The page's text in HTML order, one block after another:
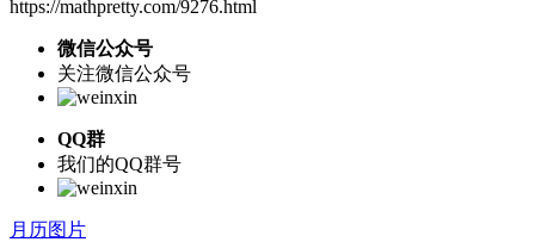
https://mathpretty.com/9276.html
微信公众号
关注微信公众号
QQ群
我们的QQ群号
月历图片